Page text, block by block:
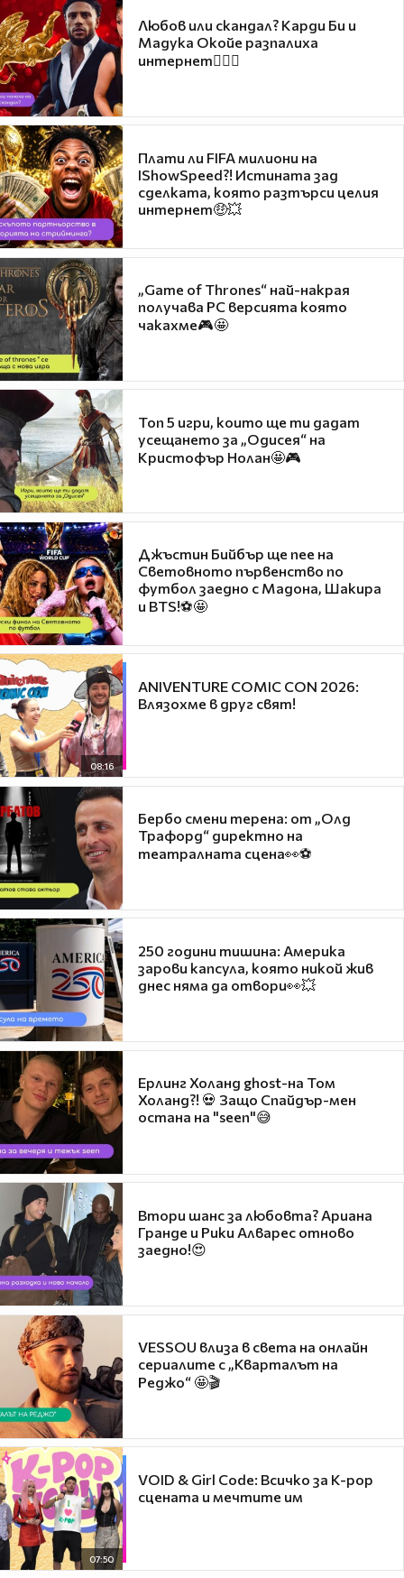
Любов или скандал? Карди Би и
Мадука Окойе разпалиха
интернет❤️‍🔥🔥
Плати ли FIFA милиони на
IShowSpeed?! Истината зад
сделката, която разтърси целия
интернет🤑💥
„Game of Thrones“ най-накрая
получава PC версията която
чакахме🎮🤩
Топ 5 игри, които ще ти дадат
усещането за „Одисея“ на
Кристофър Нолан🤩🎮
Джъстин Бийбър ще пее на
Световното първенство по
футбол заедно с Мадона, Шакира
и BTS!⚽🤩
08:16
ANIVENTURE COMIC CON 2026:
Влязохме в друг свят!
Бербо смени терена: от „Олд
Трафорд“ директно на
театралната сцена👀⚽
250 години тишина: Америка
зарови капсула, която никой жив
днес няма да отвори👀💥
Ерлинг Холанд ghost-на Том
Холанд?! 💀 Защо Спайдър-мен
остана на "seen"😅
Втори шанс за любовта? Ариана
Гранде и Рики Алварес отново
заедно!😍
VESSOU влиза в света на онлайн
сериалите с „Кварталът на
Реджо“ 🤩🎬
07:50
VOID & Girl Code: Всичко за K-pop
сцената и мечтите им